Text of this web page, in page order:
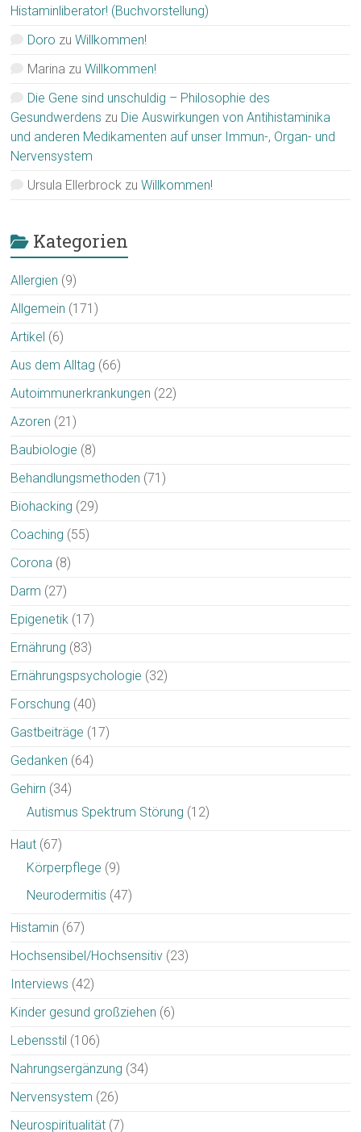
Histaminliberator! (Buchvorstellung)
Doro zuWillkommen!
Marina zuWillkommen!
Die Gene sind unschuldig – Philosophie des
Gesundwerdens zu Die Auswirkungen von Antihistaminika
und anderen Medikamenten auf unser Immun-, Organ- und
Nervensystem
Ursula Ellerbrock zuWillkommen!
Kategorien
Allergien (9)
Allgemein (171)
Artikel (6)
Aus dem Alltag (66)
Autoimmunerkrankungen (22)
Azoren (21)
Baubiologie (8)
Behandlungsmethoden (71)
Biohacking (29)
Coaching (55)
Corona (8)
Darm (27)
Epigenetik (17)
Ernährung (83)
Ernährungspsychologie (32)
Forschung (40)
Gastbeiträge (17)
Gedanken (64)
Gehirn (34)
Autismus Spektrum Störung (12)
Haut (67)
Körperpflege (9)
Neurodermitis (47)
Histamin (67)
Hochsensibel/Hochsensitiv (23)
Interviews (42)
Kinder gesund großziehen (6)
Lebensstil (106)
Nahrungsergänzung (34)
Nervensystem (26)
Neurospiritualität (7)